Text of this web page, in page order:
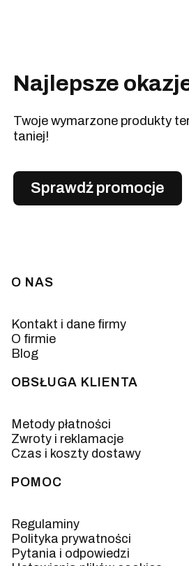
Najlepsze
Twoje wymarzone produkty
taniej!
Sprawdź promocje
Linki w stopce
O NAS
Kontakt i dane firmy
O firmie
Blog
OBSŁUGA KLIENTA
Metody płatności
Zwroty i reklamacje
Czas i koszty dostawy
POMOC
Regulaminy
Polityka prywatności
Pytania i odpowiedzi